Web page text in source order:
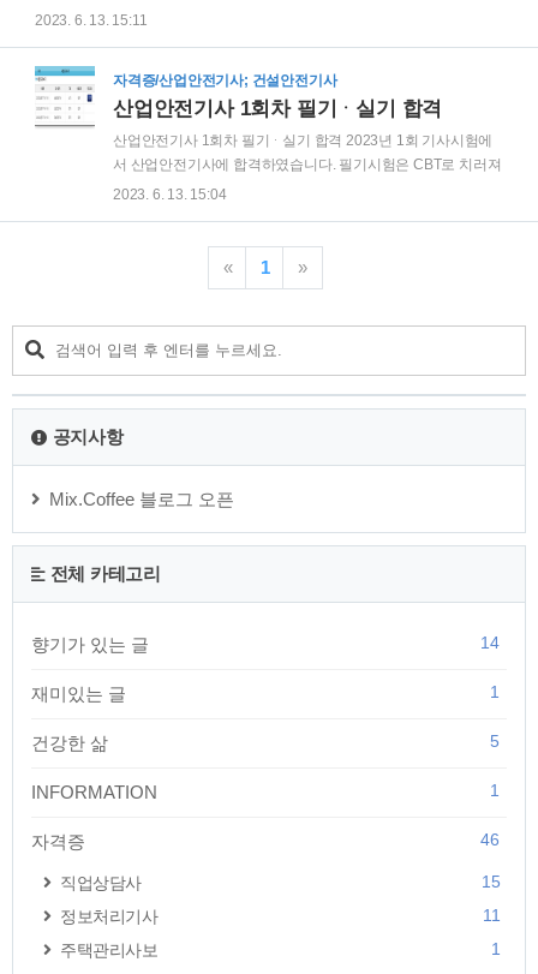
근로자의 안전ㆍ보건교육에 관한 사항 ④ 작업환경 측정 등 작업환경의 점
산업재해의 원인조사 및 재발방지 대책 수립에 관한 사항 ⑦ 산업재해에 관
한 통계의 기록 및 유지에 관한 사항 ⑧ 안전장치 및 보호구 구입시 적격품
여부 확인에 관한 사항 ⑨ 위험성평가의 실시에 관한 사항 ⑩ 근로자의 위험
또는 건강장해의 방지에 관한 사항 산업안전보건위원회의 심의ᆞ의결사항 /
노사협의체 심의ᆞ의결사항 ① 산업재해 예방계획의 수립에 관한 사항 ② 안
2023. 6. 13. 15:11
자격증/산업안전기사; 건설안전기사
산업안전기사 1회차 필기ᆞ실기 합격
산업안전기사 1회차 필기ᆞ실기 합격 2023년 1회 기사시험에
서 산업안전기사에 합격하였습니다. 필기시험은 CBT로 치러져
시험일자가 다르기 때문에 산업안전기사와 건설안전기사 2개
기도 무난하게 합격했습니다. 시험도 중독이 되는 것 같습니다.
직장생활하며, 업무와 아무런 관계도 없는 자격증을 되는대로
다. 구민사 교재로 최윤정 선생님이 카페에서 무료로 제공하는
강의를 반복 수강했고, 지겨우리만큼 수강한 결과 20분만에 시
험 치고 모니터에 “합격” 문구 나오는 것을 확인..
2023. 6. 13. 15:04
« 1 »
공지사항
Mix.Coffee 블로그 오픈
전체 카테고리
향기가 있는 글 14
재미있는 글 1
건강한 삶 5
INFORMATION 1
자격증 46
직업상담사
15
정보처리기사
11
주택관리사보
1